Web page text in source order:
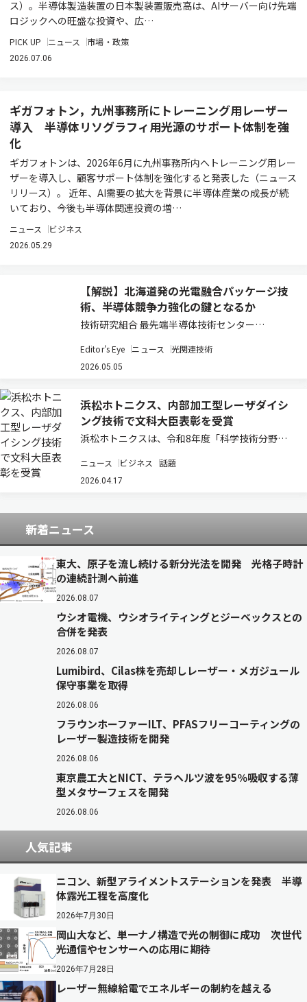
ス）。半導体製造装置の日本製装置販売高は、AIサーバー向け先端
ロジックへの旺盛な投資や、広…
PICK UP ニュース 市場・政策
2026.07.06
ギガフォトン，九州事務所にトレーニング用レーザー
導入 半導体リソグラフィ用光源のサポート体制を強
化
ギガフォトンは、2026年6月に九州事務所内へトレーニング用レー
ザーを導入し、顧客サポート体制を強化すると発表した（ニュース
リリース）。 近年、AI需要の拡大を背景に半導体産業の成長が続
いており、今後も半導体関連投資の増…
ニュース ビジネス
2026.05.29
【解説】北海道発の光電融合パッケージ技
術、半導体競争力強化の鍵となるか
技術研究組合 最先端半導体技術センター
研究開発は、日本の半導体戦略において重要な転
換点を示している。ポスト5G時代におけるデー
電気…
Editor's Eye ニュース 光関連技術
2026.05.05
浜松ホトニクス、内部加工型レーザダイシ
ング技術で文科大臣表彰を受賞
浜松ホトニクスは、令和8年度「科学技術分野の
おいて、「内部加工型レーザダイシング技術の開
発」で受賞したと発表した（ニュースリリー
与…
ニュース ビジネス 話題
2026.04.17
新着ニュース
東大、原子を流し続ける新分光法を開発 光格子時計
の連続計測へ前進
2026.08.07
ウシオ電機、ウシオライティングとジーベックスとの
合併を発表
2026.08.07
Lumibird、Cilas株を売却しレーザー・メガジュール
保守事業を取得
2026.08.06
フラウンホーファーILT、PFASフリーコーティングの
レーザー製造技術を開発
2026.08.06
東京農工大とNICT、テラヘルツ波を95％吸収する薄
型メタサーフェスを開発
2026.08.06
人気記事
ニコン、新型アライメントステーションを発表 半導
体露光工程を高度化
2026年7月30日
岡山大など、単一ナノ構造で光の制御に成功 次世代
光通信やセンサーへの応用に期待
2026年7月28日
レーザー無線給電でエネルギーの制約を越える